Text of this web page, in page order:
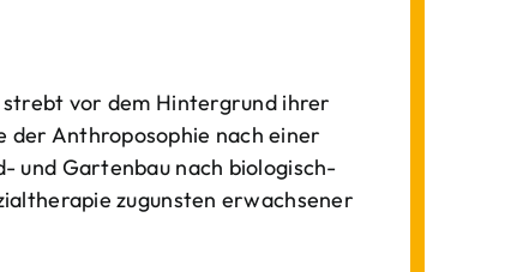
vor dem Hintergrund ihrer
der Anthroposophie nach einer
und Gartenbau nach biologisch-
zugunsten erwachsener